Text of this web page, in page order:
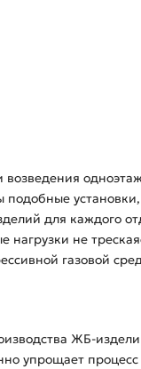
для каждого
не
газовой
ЖБ-
упрощает